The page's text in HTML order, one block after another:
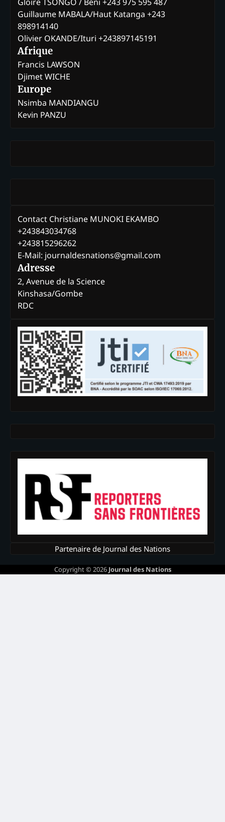
Guillaume MABALA/Haut Katanga +243
898914140
Olivier OKANDE/Ituri +243897145191
Afrique
Francis LAWSON
Djimet WICHE
Europe
Nsimba MANDIANGU
Kevin PANZU
Contact Christiane MUNOKI EKAMBO
+243843034768
+243815296262
E-Mail: journaldesnations@gmail.com
Adresse
2, Avenue de la Science
Kinshasa/Gombe
RDC
Partenaire de Journal des Nations
Copyright © 2026 Journal des Nations